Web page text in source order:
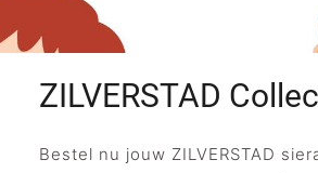
ZILVERSTAD
Bestel nu jouw ZILVERSTAD